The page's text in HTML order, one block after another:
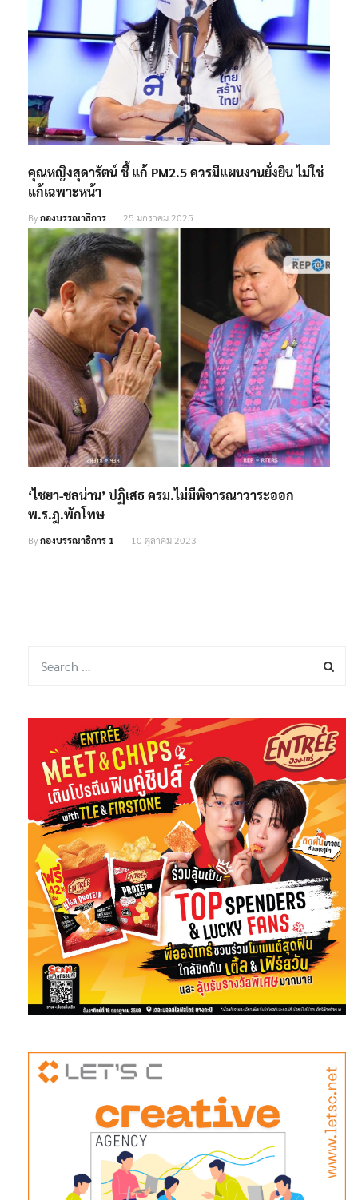
คุณหญิงสุดารัตน์ ชี้ แก้ PM2.5 ควรมีแผนงานยั่งยืน ไม่ใช่
แก้เฉพาะหน้า
Byกองบรรณาธิการ 25 มกราคม 2025
‘ไชยา-ชลน่าน’ ปฏิเสธ ครม.ไม่มีพิจารณาวาระออก
พ.ร.ฎ.พักโทษ
Byกองบรรณาธิการ 1 10 ตุลาคม 2023